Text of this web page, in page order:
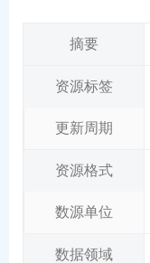
摘要
资源标签
更新周期
资源格式
数源单位
数据领域